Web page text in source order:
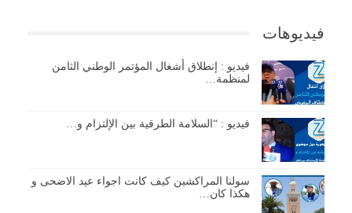
فيديوهات
فيديو : إنطلاق أشغال المؤتمر الوطني الثامن
لمنظمة…
فيديو : “السلامة الطرقية بين الإلتزام و…
سولنا المراكشين كيف كانت اجواء عيد الاضحى و
هكذا كان…